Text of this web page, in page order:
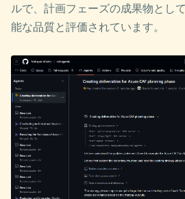
ルで、計画フェーズの成果物とし
能な品質と評価されています。